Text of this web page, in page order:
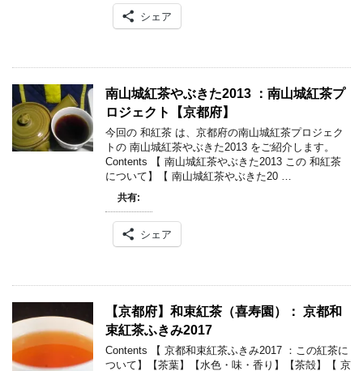
シェア
南山城紅茶やぶきた2013 ：南山城紅茶プ
ロジェクト【京都府】
今回の 和紅茶 は、京都府の南山城紅茶プロジェク
トの 南山城紅茶やぶきた2013 をご紹介します。
Contents 【 南山城紅茶やぶきた2013 この 和紅茶
について】【 南山城紅茶やぶきた20 …
共有:
シェア
【京都府】和束紅茶（喜寿園）： 京都和
束紅茶ふきみ2017
Contents 【 京都和束紅茶ふきみ2017 ：この紅茶に
ついて】【茶葉】【水色・味・香り】【茶殻】【 京